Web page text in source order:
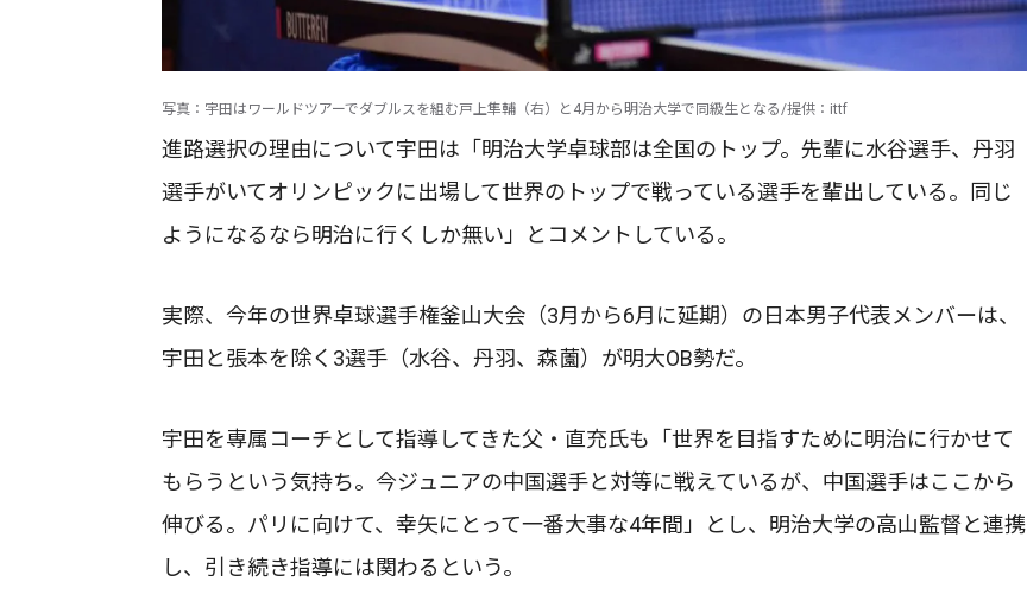
写真：宇田はワールドツアーでダブルスを組む戸上隼輔（右）と4月から明治大学で同級生となる/提供：ittf
進路選択の理由について宇田は「明治大学卓球部は全国のトップ。先輩に水谷選手、丹羽
選手がいてオリンピックに出場して世界のトップで戦っている選手を輩出している。同じ
ようになるなら明治に行くしか無い」とコメントしている。
実際、今年の世界卓球選手権釜山大会（3月から6月に延期）の日本男子代表メンバーは、
宇田と張本を除く3選手（水谷、丹羽、森薗）が明大OB勢だ。
宇田を専属コーチとして指導してきた父・直充氏も「世界を目指すために明治に行かせて
もらうという気持ち。今ジュニアの中国選手と対等に戦えているが、中国選手はここから
伸びる。パリに向けて、幸矢にとって一番大事な4年間」とし、明治大学の高山監督と連携
し、引き続き指導には関わるという。